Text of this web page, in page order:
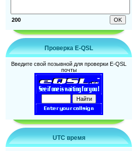
200
Проверка E-QSL
Введите свой позывной для проверки E-QSL
почты
UTC время